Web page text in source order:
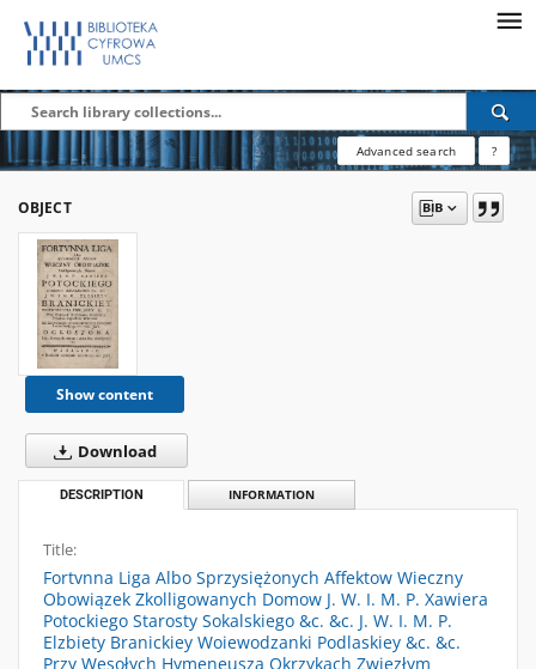
Advanced search ?
OBJECT
Show content
Download
DESCRIPTION INFORMATION
Title:
Fortvnna Liga Albo Sprzysiężonych Affektow Wieczny
Obowiązek Zkolligowanych Domow J. W. I. M. P. Xawiera
Potockiego Starosty Sokalskiego &c. &c. J. W. I. M. P.
Elzbiety Branickiey Woiewodzanki Podlaskiey &c. &c.
Przy Wesołych Hymeneusza Okrzykach Zwięzłym